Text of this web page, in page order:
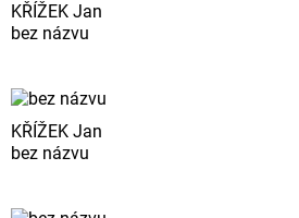
KŘÍŽEK Jan
bez názvu
KŘÍŽEK Jan
bez názvu